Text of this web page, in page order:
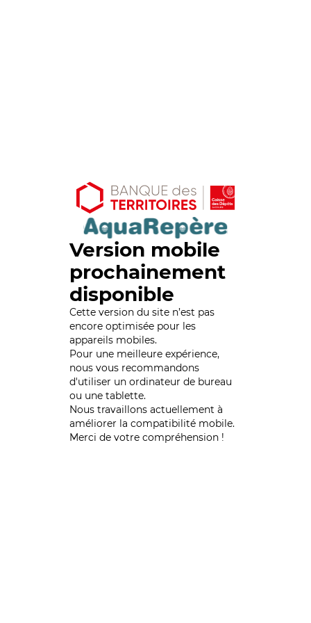
Version mobile
prochainement
disponible
Cette version du site n’est pas
encore optimisée pour les
appareils mobiles.
Pour une meilleure expérience,
nous vous recommandons
d'utiliser un ordinateur de bureau
ou une tablette.
Nous travaillons actuellement à
améliorer la compatibilité mobile.
Merci de votre compréhension !